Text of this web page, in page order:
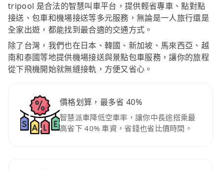
tripool 是合法的智慧叫車平台，提供輕省專車、點對點
接送、包車和機場接送等多元服務，無論是一人旅行還是
全家出遊，都能找到最合適的交通方式。
除了台灣，我們也在日本、韓國、新加坡、馬來西亞、越
南和泰國等地提供機場接送與景點包車服務，讓你的旅程
從下飛機開始就無縫接軌，方便又省心。
價格划算，最多省 40%
智慧派車降低空車率，讓你中長途搭乘最
高省下 40% 車資，省錢也省比價時間。